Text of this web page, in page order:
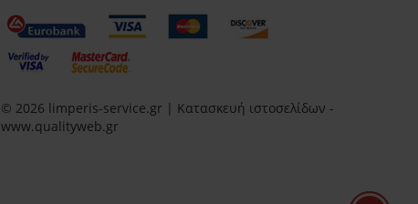
© 2026 limperis-service.gr | Κατασκευή ιστοσελίδων -
www.qualityweb.gr